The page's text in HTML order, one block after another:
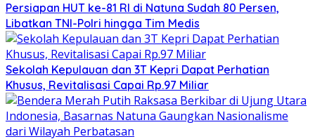
Persiapan HUT ke-81 RI di Natuna Sudah 80 Persen,
Libatkan TNI-Polri hingga Tim Medis
Sekolah Kepulauan dan 3T Kepri Dapat Perhatian
Khusus, Revitalisasi Capai Rp.97 Miliar